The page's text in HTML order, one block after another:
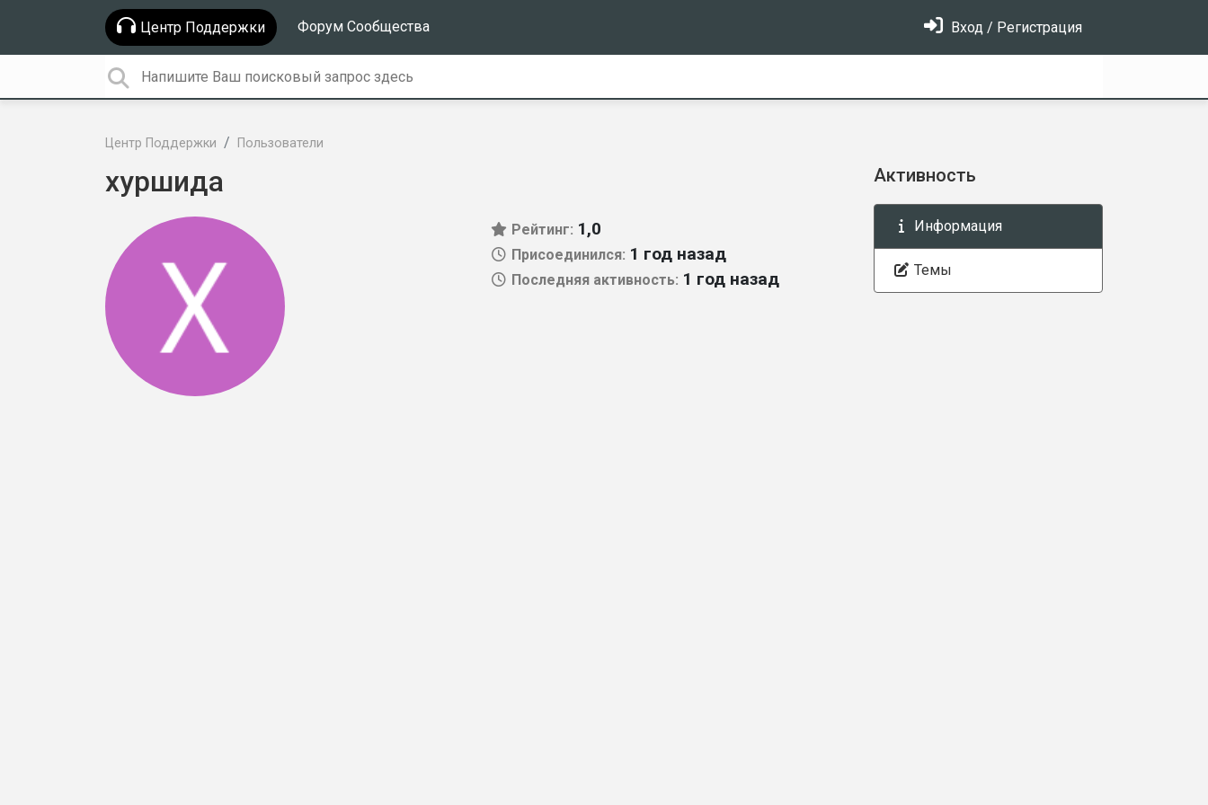
Центр Поддержки Форум Сообщества Вход / Регистрация
Центр Поддержки Пользователи
хуршида
Рейтинг: 1,0
Присоединился: 1 год назад
Последняя активность: 1 год назад
Активность
Информация
Темы